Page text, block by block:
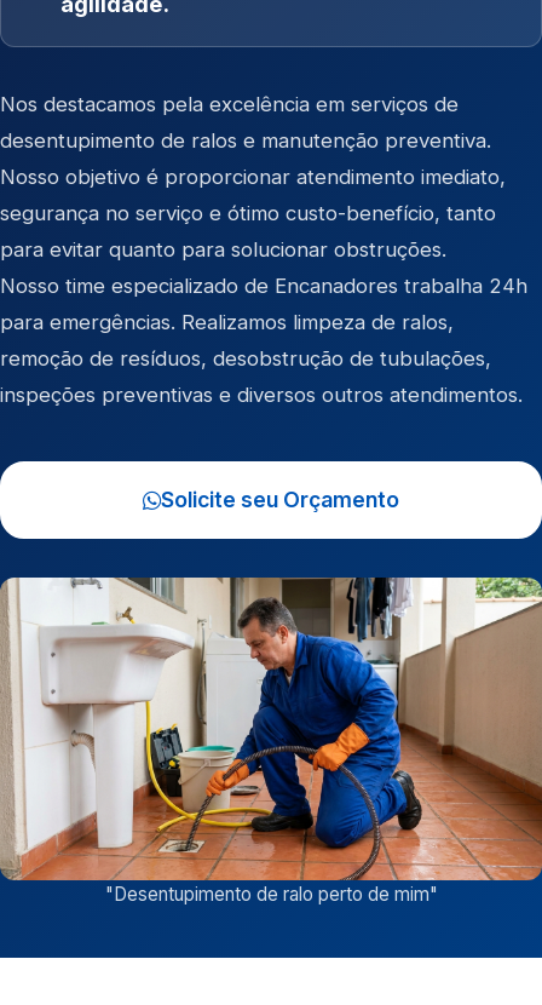
Nos destacamos pela excelência em serviços de
desentupimento de ralos e manutenção preventiva.
Nosso objetivo é proporcionar atendimento imediato,
segurança no serviço e ótimo custo-benefício, tanto
para evitar quanto para solucionar obstruções.
Nosso time especializado de Encanadores trabalha 24h
para emergências. Realizamos limpeza de ralos,
remoção de resíduos, desobstrução de tubulações,
inspeções preventivas e diversos outros atendimentos.
Solicite seu Orçamento
"Desentupimento de ralo perto de mim"